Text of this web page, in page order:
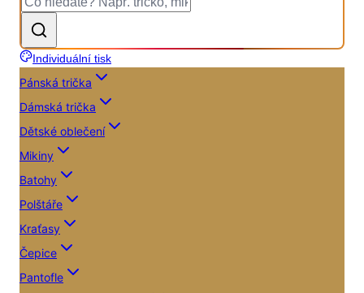
Individuální tisk
Pánská trička
Dámská trička
Dětské oblečení
Mikiny
Batohy
Polštáře
Kraťasy
Čepice
Pantofle